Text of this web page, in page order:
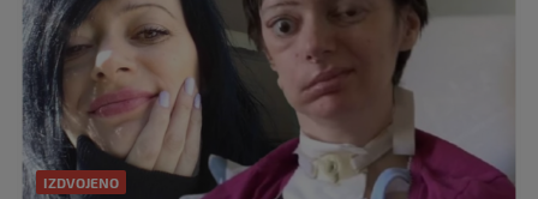
IZDVOJENO